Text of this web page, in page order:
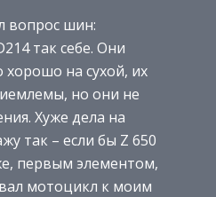
вопрос шин:
так себе. Они
на сухой, их
но они не
Хуже дела на
так – если бы Z 650
первым элементом,
мотоцикл к моим